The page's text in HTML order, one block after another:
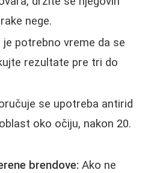
nege.
je potrebno vreme da se
rezultate pre tri do
se upotreba antirid
oko očiju, nakon 20.
brendove: Ako ne